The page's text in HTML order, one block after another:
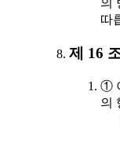
의
따
제 16
①
의